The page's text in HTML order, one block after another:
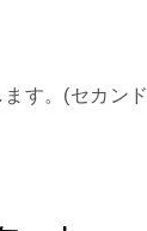
ます。(セカン